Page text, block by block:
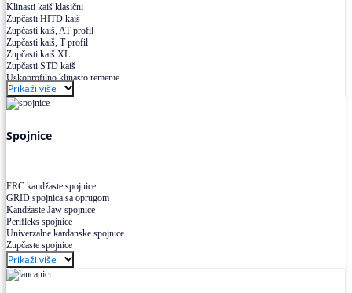
Klinasti kaiš klasični
Zupčasti HITD kaiš
Zupčasti kaiš, AT profil
Zupčasti kaiš, T profil
Zupčasti kaiš XL
Zupčasti STD kaiš
Uskoprofilno klinasto remenje
Uskoprofilno klinasto remenje spojeno
Uskoprofilno klinasto remenje XP extra power
Višekanalno remenje PJ,PK
Prikaži više
Spojnice
FRC kandžaste spojnice
GRID spojnica sa oprugom
Kandžaste Jaw spojnice
Perifleks spojnice
Univerzalne kardanske spojnice
Zupčaste spojnice
Prikaži više